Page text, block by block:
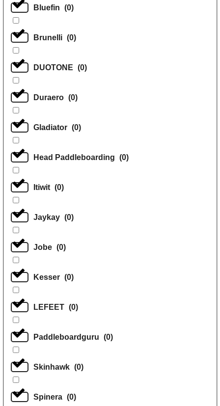
Bluefin (0)
Brunelli (0)
DUOTONE (0)
Duraero (0)
Gladiator (0)
Head Paddleboarding (0)
Itiwit (0)
Jaykay (0)
Jobe (0)
Kesser (0)
LEFEET (0)
Paddleboardguru (0)
Skinhawk (0)
Spinera (0)